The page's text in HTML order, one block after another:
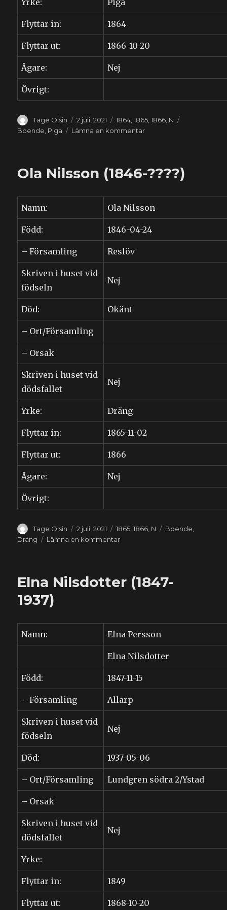
Yrke: Piga
Flyttar in: 1864
Flyttar ut: 1866-10-20
Ägare: Nej
Övrigt:
Författare
Tage Olsin
Publicerat
den
2 juli, 2021 Kategorier
1864 ,1865 ,1866 N
Boende Piga Lämna en kommentartill
Ola Nilsson (1846-????)
Namn: Ola Nilsson
Född: 1846-04-24
– Församling Reslöv
Skriven i huset vid
födseln
Nej
Död: Okänt
– Ort/Församling
– Orsak
Skriven i huset vid
dödsfallet
Nej
Yrke: Dräng
Flyttar in: 1865-11-02
Flyttar ut: 1866
Ägare: Nej
Övrigt:
Författare
Tage Olsin
Publicerat
den
2 juli, 2021 Kategorier
1865 ,1866 N Etiketter
Boende
Dräng
Lämna en kommentartill
Elna Nilsdotter (1847-
1937)
Namn: Elna Persson
Elna Nilsdotter
Född: 1847-11-15
– Församling Allarp
Skriven i huset vid
födseln
Nej
Död: 1937-05-06
– Ort/Församling Lundgren södra 2/Ystad
– Orsak
Skriven i huset vid
dödsfallet
Nej
Yrke:
Flyttar in: 1849
Flyttar ut: 1868-10-20